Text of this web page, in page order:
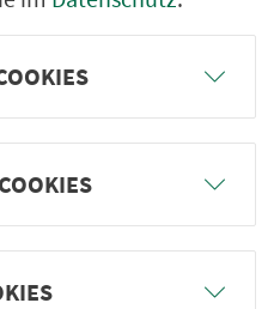
einen von 1.000
Abenteuer-Rallye!
weiter